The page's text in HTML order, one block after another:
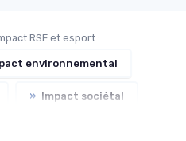
RSE et esport :
environnemental
» Impact sociétal